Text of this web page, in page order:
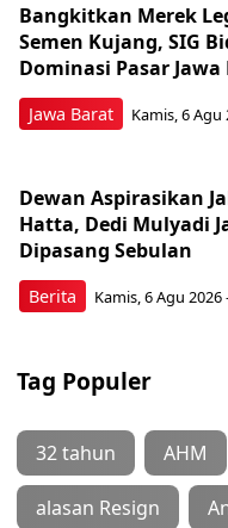
Jawa Barat
Bangkitkan Merek
Semen Kujang, SIG
Dominasi Pasar
Kamis, 6 Agu
Berita
Dewan Aspirasikan
Hatta, Dedi Mulyadi
Dipasang Sebulan
Kamis, 6 Agu 2026
Tag Populer
32 tahun AHM
alasan Resign